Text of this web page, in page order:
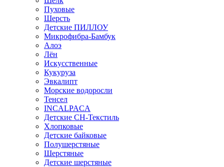
Пуховые
Шерсть
Детские ПИЛЛОУ
Микрофибра-Бамбук
Алоэ
Лён
Искусственные
Кукуруза
Эвкалипт
Морские водоросли
Тенсел
INCALPACA
Детские СН-Текстиль
Хлопковые
Детские байковые
Полушерстяные
Шерстяные
Детские шерстяные